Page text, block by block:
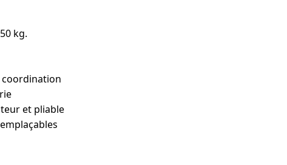
kg.
coordination
et pliable